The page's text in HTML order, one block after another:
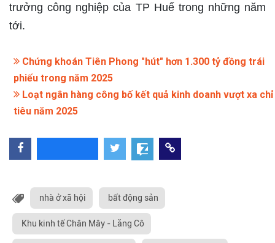
trưởng công nghiệp của TP Huế trong những năm
tới.
Chứng khoán Tiên Phong "hút" hơn 1.300 tỷ đồng trái
phiếu trong năm 2025
Loạt ngân hàng công bố kết quả kinh doanh vượt xa chỉ
tiêu năm 2025
nhà ở xã hội bất động sản
Khu kinh tế Chân Mây - Lăng Cô